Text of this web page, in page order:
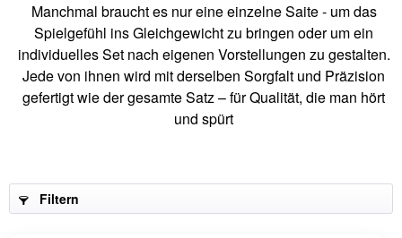
Manchmal braucht es nur eine einzelne Saite - um das
Spielgefühl ins Gleichgewicht zu bringen oder um ein
individuelles Set nach eigenen Vorstellungen zu gestalten.
Jede von ihnen wird mit derselben Sorgfalt und Präzision
gefertigt wie der gesamte Satz – für Qualität, die man hört
und spürt
Filtern